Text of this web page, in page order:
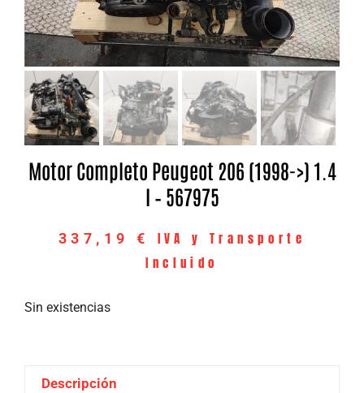
Motor Completo Peugeot 206 (1998->) 1.4
I – 567975
337,19 €
IVA y Transporte
Incluido
Sin existencias
Descripción